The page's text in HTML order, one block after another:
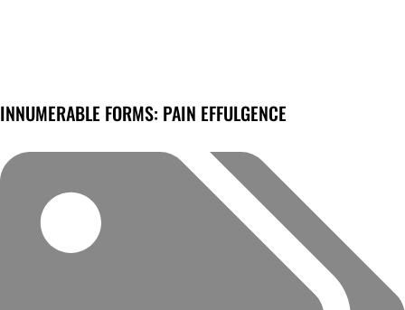
INNUMERABLE FORMS: PAIN EFFULGENCE